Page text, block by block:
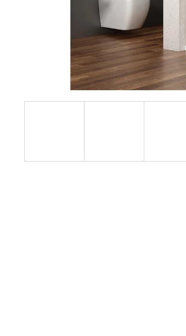
12 080 Kč
Původně:15 100 Kč